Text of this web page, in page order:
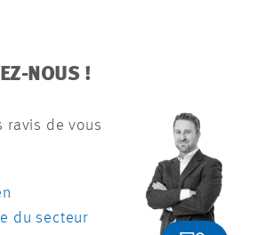
NOUS !
ravis de vous
du secteur